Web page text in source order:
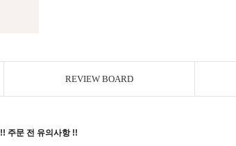
REVIEW BOARD
!! 주문 전 유의사항 !!